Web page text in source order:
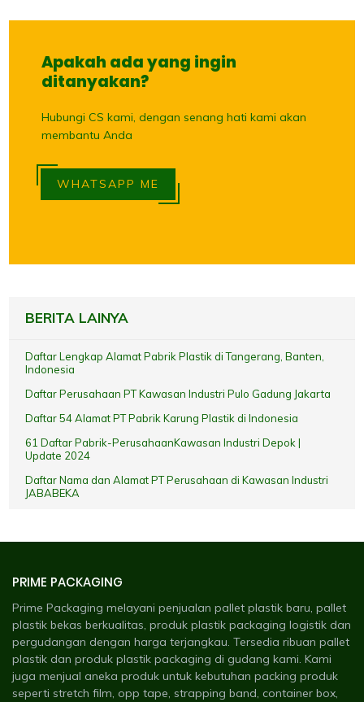
Apakah ada yang ingin
ditanyakan?
Hubungi CS kami, dengan senang hati kami akan
membantu Anda
WHATSAPP ME
BERITA LAINYA
Daftar Lengkap Alamat Pabrik Plastik di Tangerang, Banten,
Indonesia
Daftar Perusahaan PT Kawasan Industri Pulo Gadung Jakarta
Daftar 54 Alamat PT Pabrik Karung Plastik di Indonesia
61 Daftar Pabrik-PerusahaanKawasan Industri Depok |
Update 2024
Daftar Nama dan Alamat PT Perusahaan di Kawasan Industri
JABABEKA
PRIME PACKAGING
Prime Packaging melayani penjualan pallet plastik baru, pallet
plastik bekas berkualitas, produk plastik packaging logistik dan
pergudangan dengan harga terjangkau. Tersedia ribuan pallet
plastik dan produk plastik packaging di gudang kami. Kami
juga menjual aneka produk untuk kebutuhan packing produk
seperti stretch film, opp tape, strapping band, container box,